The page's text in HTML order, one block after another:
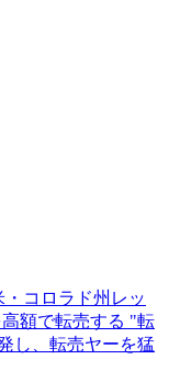
・コロラド州レッ
額で転売する "転
し、転売ヤーを猛